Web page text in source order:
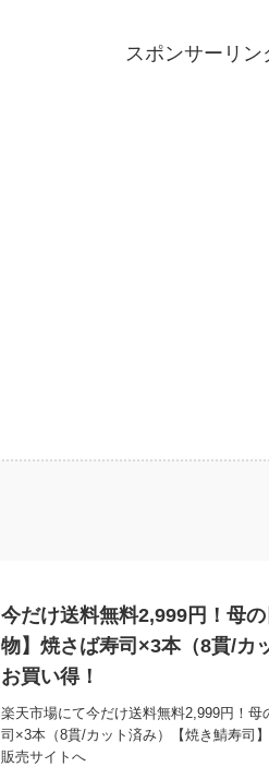
スポンサーリン
今だけ送料無料2,999円！母
物】焼さば寿司×3本（8貫/カ
お買い得！
楽天市場にて今だけ送料無料2,999円！
司×3本（8貫/カット済み）【焼き鯖寿司
販売サイトへ